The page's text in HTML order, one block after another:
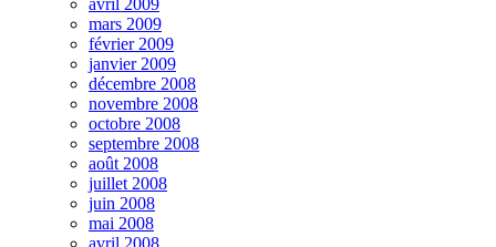
mars 2009
février 2009
janvier 2009
décembre 2008
novembre 2008
octobre 2008
septembre 2008
août 2008
juillet 2008
juin 2008
mai 2008
avril 2008